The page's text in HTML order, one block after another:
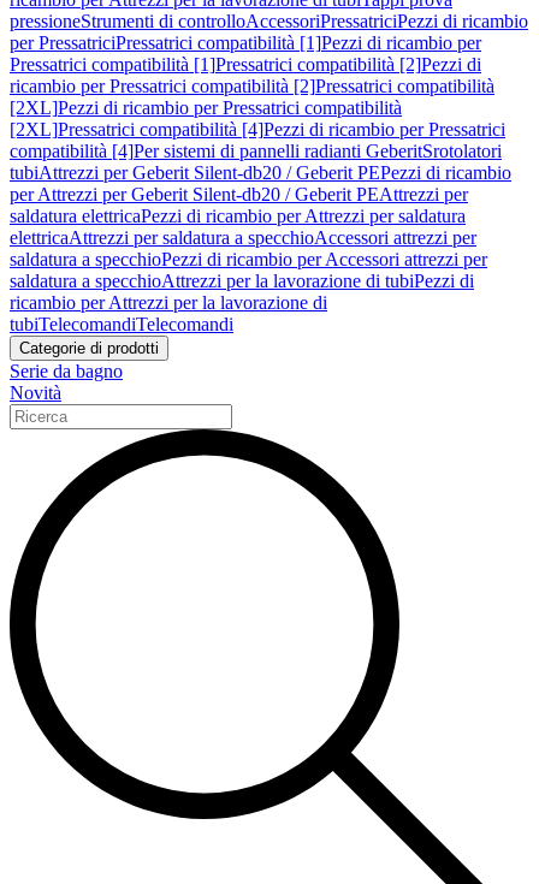
pressioneStrumenti di controlloAccessoriPressatriciPezzi di ricambio
per PressatriciPressatrici compatibilità [1]Pezzi di ricambio per
Pressatrici compatibilità [1]Pressatrici compatibilità [2]Pezzi di
ricambio per Pressatrici compatibilità [2]Pressatrici compatibilità
[2XL]Pezzi di ricambio per Pressatrici compatibilità
[2XL]Pressatrici compatibilità [4]Pezzi di ricambio per Pressatrici
compatibilità [4]Per sistemi di pannelli radianti GeberitSrotolatori
tubiAttrezzi per Geberit Silent-db20 / Geberit PEPezzi di ricambio
per Attrezzi per Geberit Silent-db20 / Geberit PEAttrezzi per
saldatura elettricaPezzi di ricambio per Attrezzi per saldatura
elettricaAttrezzi per saldatura a specchioAccessori attrezzi per
saldatura a specchioPezzi di ricambio per Accessori attrezzi per
saldatura a specchioAttrezzi per la lavorazione di tubiPezzi di
ricambio per Attrezzi per la lavorazione di
tubiTelecomandiTelecomandi
Categorie di prodotti
Serie da bagno
Novità